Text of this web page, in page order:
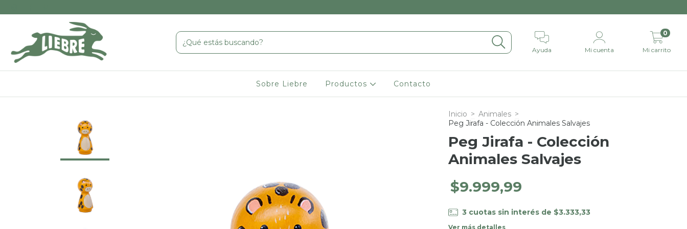
Ayuda Mi cuenta Mi carrito
0
Sobre Liebre Productos Contacto
Inicio > Animales >
Peg Jirafa - Colección Animales Salvajes
Peg Jirafa - Colección
Animales Salvajes
$9.999,99
3 cuotas sin interés de $3.333,33
Ver más detalles